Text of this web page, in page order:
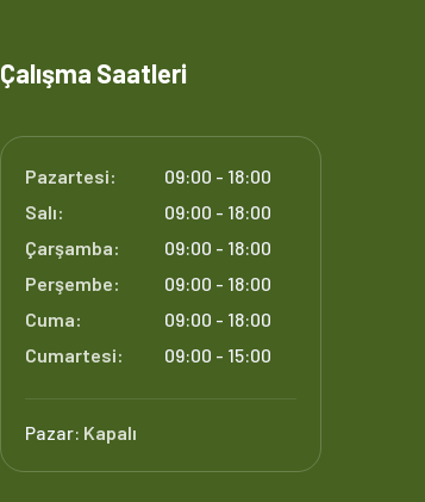
Çalışma Saatleri
Pazartesi:
09:00 - 18:00
Salı:
09:00 - 18:00
Çarşamba:
09:00 - 18:00
Perşembe:
09:00 - 18:00
Cuma:
09:00 - 18:00
Cumartesi:
09:00 - 15:00
Pazar: Kapalı